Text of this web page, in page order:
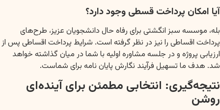
آیا امکان پرداخت قسطی وجود دارد؟
بله، موسسه سبز انگشتی برای رفاه حال دانشجویان عزیز، طرح‌های
پرداخت اقساطی را نیز در نظر گرفته است. شرایط پرداخت اقساطی پس از
ارزیابی پروژه و در جلسه مشاوره اولیه با شما در میان گذاشته خواهد
شد. هدف ما تسهیل فرآیند نگارش پایان نامه برای شماست.
نتیجه‌گیری: انتخابی مطمئن برای آینده‌ای
روشن